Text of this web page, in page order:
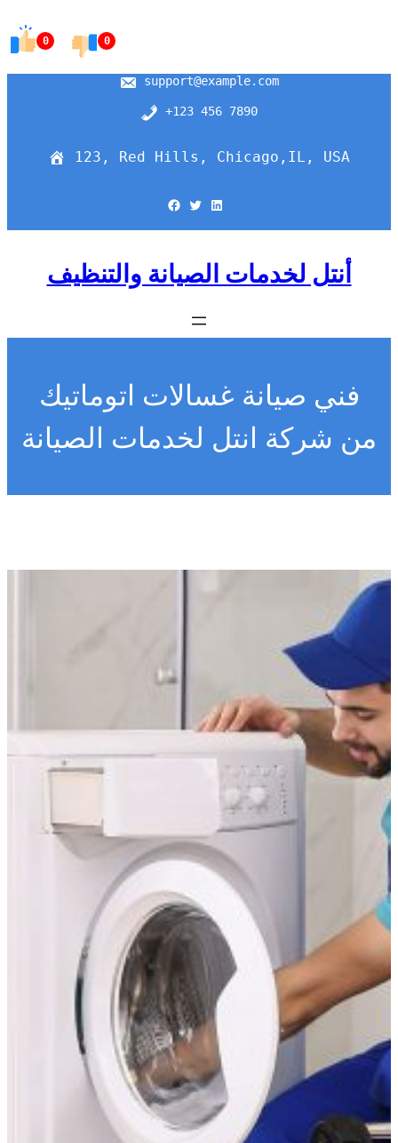
0 0
support@example.com
+123 456 7890
123, Red Hills, Chicago,IL, USA
Facebook Twitter LinkedIn
أنتل لخدمات الصيانة والتنظيف
فني صيانة غسالات اتوماتيك
من شركة انتل لخدمات الصيانة